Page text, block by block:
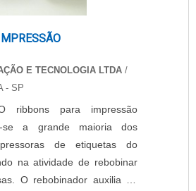
E TECNOLOGIA LTDA /
- SP
se a grande maioria dos
de etiquetas do
na atividade de rebobinar
O rebobinador auxilia no